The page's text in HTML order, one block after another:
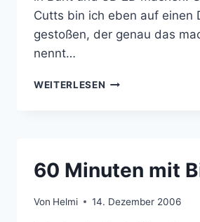
Cutts bin ich eben auf einen
gestoßen, der genau das
nennt…
WEITERLESEN YAHOO
60 Minuten mit
Von Helmi 14. Dezember 2006